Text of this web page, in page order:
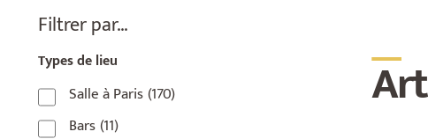
__
Art
Filtrer par…
Types de lieu
Salle à Paris(170)
Bars(11)